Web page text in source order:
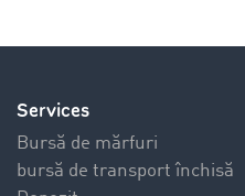
Services
Bursă de mărfuri
bursă de transport închisă